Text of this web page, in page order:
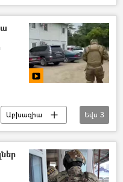
Դոնբասի պաշտպանություն. ՌԴ–ի ռազմական հատուկ գործողությունը Ուկրաինայում
(ԱԴԾ)
Աբխազիա
(ԱԴԾ)
Եվս 3